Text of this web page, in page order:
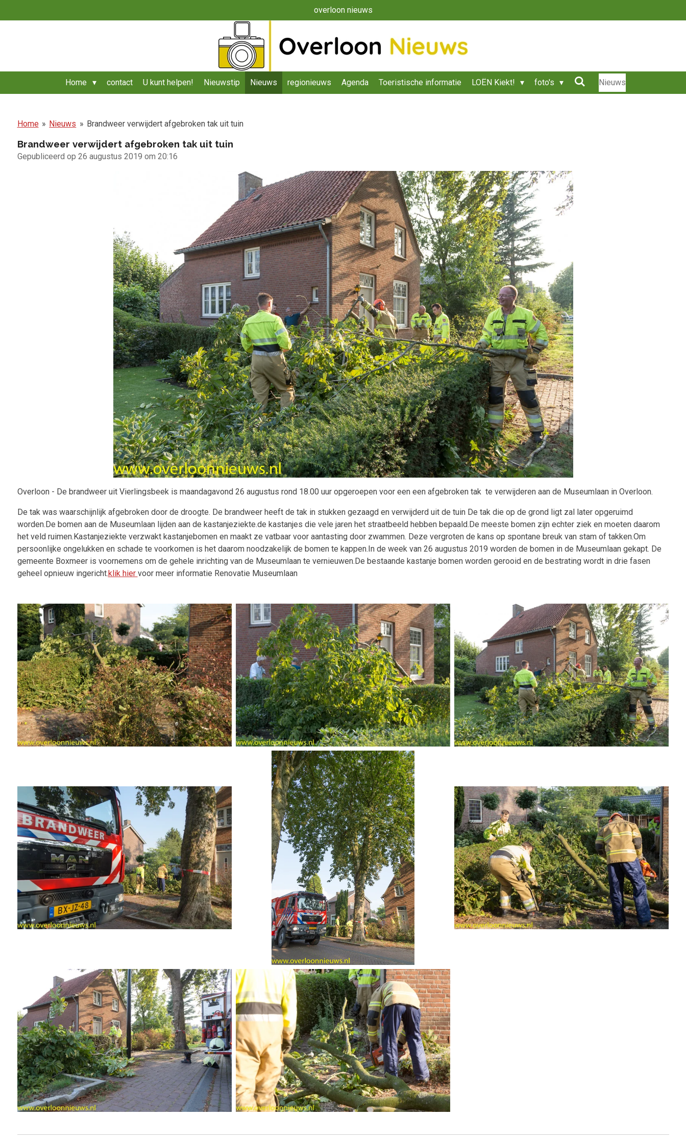
direct
overloon nieuws
Home contact U kunt helpen! Nieuwstip Nieuws regionieuws Agenda Toeristische informatie LOËN Kiekt! foto's Nieuws
Home » Nieuws » Brandweer verwijdert afgebroken tak uit tuin
Brandweer verwijdert afgebroken tak uit tuin
Gepubliceerd op 26 augustus 2019 om 20:16
Overloon - De brandweer uit Vierlingsbeek is maandagavond 26 augustus rond18.00 uur opgeroepen voor een een afgebroken tak te verwijderen aan de Museumlaan in Overloon.
De tak was waarschijnlijk afgebroken door de droogte. De brandweer heeft de tak in stukken gezaagd en verwijderd uit de tuin De tak die op de grond ligt zal later opgeruimd
worden.De bomen aan de Museumlaanlijden aan de kastanjeziekte.de kastanjes die vele jaren het straatbeeld hebben bepaald.De meeste bomen zijn echter ziek en moeten daarom
het veld ruimen.Kastanjeziekte verzwakt kastanjebomen en maakt ze vatbaar voor aantasting door zwammen. Deze vergroten de kans op spontane breuk van stam of takken.Om
persoonlijke ongelukken en schade te voorkomen is het daarom noodzakelijk de bomen te kappen.In de week van 26 augustus 2019 worden de bomen in de Museumlaan gekapt. De
gemeente Boxmeer is voornemens om de gehele inrichting van de Museumlaan te vernieuwen.De bestaande kastanje bomen worden gerooid en de bestrating wordt in drie fasen
geheel opnieuw ingericht.klik hier voor meer informatie Renovatie Museumlaan